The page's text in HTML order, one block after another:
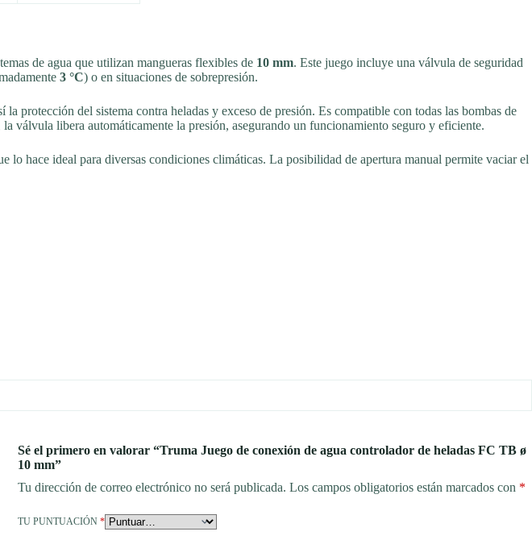
de agua que utilizan mangueras flexibles de 10 mm. Este juego incluye una válvula de seguridad
3 °C) o en situaciones de sobrepresión.
protección del sistema contra heladas y exceso de presión. Es compatible con todas las bombas de
la válvula libera automáticamente la presión, asegurando un funcionamiento seguro y eficiente.
lo hace ideal para diversas condiciones climáticas. La posibilidad de apertura manual permite vaciar el
Sé el primero en valorar “Truma Juego de conexión de agua controlador de heladas FC TB ø
10 mm”
Tu dirección de correo electrónico no será publicada. Los campos obligatorios están marcados con *
TU PUNTUACIÓN *